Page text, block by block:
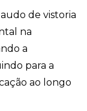
de vistoria
na
a
para a
ao longo